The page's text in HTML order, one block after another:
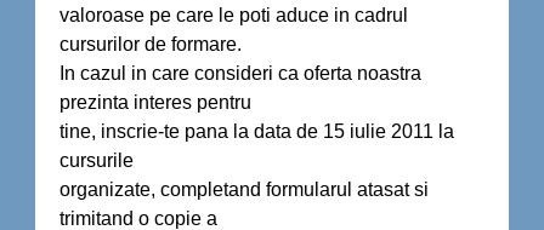
valoroase pe care le poti aduce in cadrul
cursurilor de formare.
In cazul in care consideri ca oferta noastra
prezinta interes pentru
tine, inscrie-te pana la data de 15 iulie 2011 la
cursurile
organizate, completand formularul atasat si
trimitand o copie a